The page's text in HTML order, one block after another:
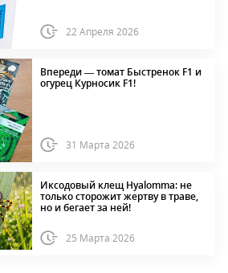
22 Апреля 2026
Впереди — томат Быстренок F1 и
огурец Курносик F1!
31 Марта 2026
Иксодовый клещ Hyalomma: не
только сторожит жертву в траве,
но и бегает за ней!
25 Марта 2026